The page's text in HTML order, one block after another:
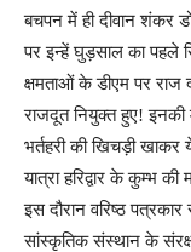
बचपन में ही दीवान शंकर
पर इन्हें घुड़साल का पहले
क्षमताओं के डीएम पर राज
राजदूत नियुक्त हुए!
भर्तहरी की खिचड़ी
यात्रा हरिद्वार के कुम्भ की
इस दौरान वरिष्ठ
सांस्कृतिक संस्थान के